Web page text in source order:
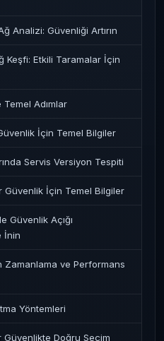
Analizi: Güvenliği Artırın
Keşfi: Etkili Taramalar İçin
Adımlar
İçin Temel Bilgiler
Servis Versiyon Tespiti
Güvenlik İçin Temel Bilgiler
Güvenlik Açığı
İnin
Zamanlama ve Performans
Yöntemleri
Güvenlikte Doğru Seçim